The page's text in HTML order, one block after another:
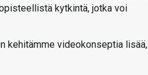
kytkintä, jotka voi
kehitämme videokonseptia lisää,